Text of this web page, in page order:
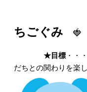
ちごぐみ 🍓
★目標・・
だちとの関わりを楽